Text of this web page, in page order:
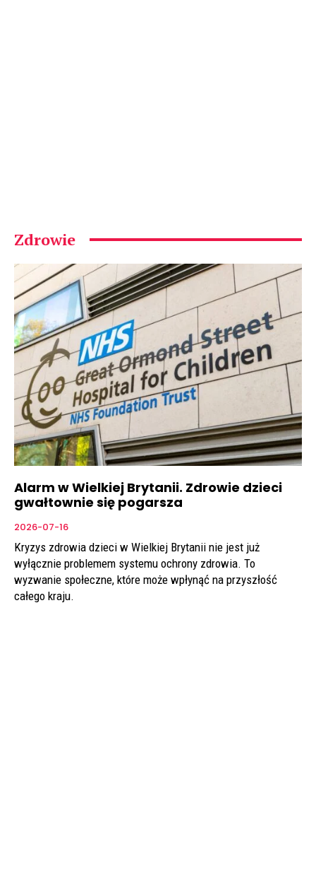
Zdrowie
Alarm w Wielkiej Brytanii. Zdrowie dzieci
gwałtownie się pogarsza
2026-07-16
Kryzys zdrowia dzieci w Wielkiej Brytanii nie jest już
wyłącznie problemem systemu ochrony zdrowia. To
wyzwanie społeczne, które może wpłynąć na przyszłość
całego kraju.